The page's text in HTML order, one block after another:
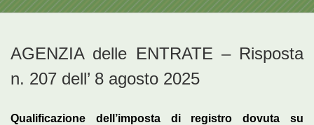
AGENZIA delle ENTRATE – Risposta
n. 207 dell’ 8 agosto 2025
Qualificazione dell’imposta di registro dovuta su